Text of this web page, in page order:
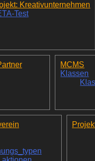
Kreativunternehmen
Test
MCMS
Klassen